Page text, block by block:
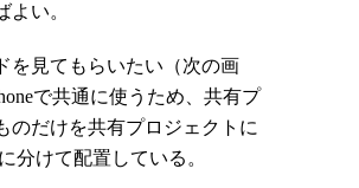
い。
を見てもらいたい（次の画
で共通に使うため、共有プ
のだけを共有プロジェクトに
分けて配置している。